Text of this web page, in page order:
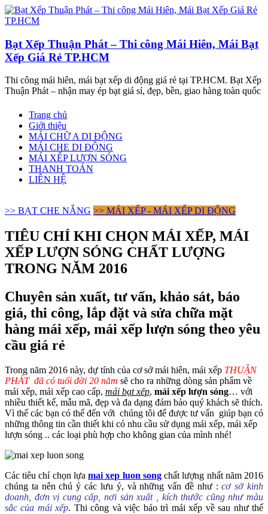
Bạt Xếp Thuận Phát – Thi công Mái Hiên, Mái Bạt
Xếp Giá Rẻ TP.HCM
Thi công mái hiên, mái bạt xếp di động giá rẻ tại TP.HCM. Bạt Xếp
Thuận Phát – nhận may ép bạt giá sỉ, đẹp, bền, giao hàng toàn quốc
Trang chủ
Giới thiệu
MÁI CHỮ A DI ĐỘNG
MÁI CHE DI ĐỘNG
MÁI XẾP LƯỢN SÓNG
THANH TOÁN
LIÊN HỆ
>> BẠT CHE NẮNG >> MÁI XẾP - MÁI XẾP DI ĐỘNG
TIÊU CHÍ KHI CHỌN MÁI XẾP, MÁI
XẾP LƯỢN SÓNG CHẤT LƯỢNG
TRONG NĂM 2016
Chuyên sản xuất, tư vấn, khảo sát, báo
giá, thi công, lắp đặt và sửa chữa mặt
hàng mái xếp, mái xếp lượn sóng theo yêu
cầu giá rẻ
Trong năm 2016 này, dự tính của cơ sở mái hiên, mái xếp THUẬN
PHÁT đã có tuổi đời 20 năm sẽ cho ra những dòng sản phẩm về
mái xếp, mái xếp cao cấp, mái bạt xếp, mái xếp lượn sóng… với
nhiều thiết kế, mẫu mã, đẹp và đa dạng đảm bảo quý khách sẽ thích.
Vì thế các bạn có thể đến với chúng tôi để được tư vấn giúp bạn có
những thông tin cần thiết khi có nhu cầu sử dụng mái xếp, mái xếp
lượn sóng .. các loại phù hợp cho không gian của mình nhé!
Các tiêu chí chọn lựamai xep luon songchất lượng nhất năm 2016
chúng ta nên chú ý các lưu ý, và những vấn đề như : cơ sở kinh
doanh, đơn vị cung cấp, nơi sản xuất , kích thước cũng như màu
sắc của mái xếp. Thi công và việc bảo trì mái xếp về sau như thế